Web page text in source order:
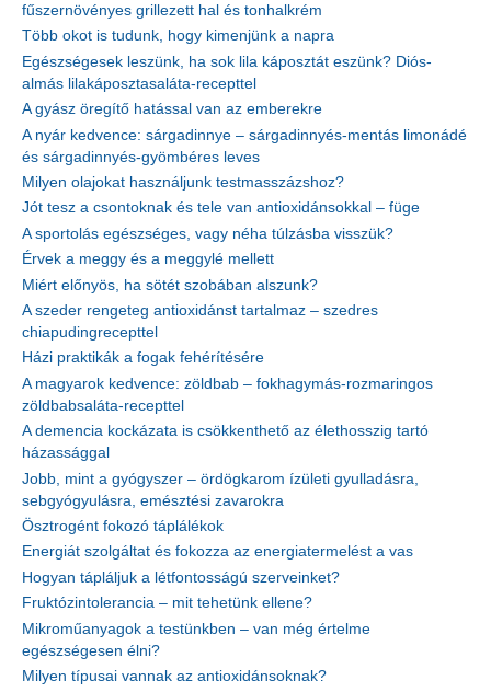
fűszernövényes grillezett hal és tonhalkrém
Több okot is tudunk, hogy kimenjünk a napra
Egészségesek leszünk, ha sok lila káposztát eszünk? Diós-
almás lilakáposztasaláta-recepttel
A gyász öregítő hatással van az emberekre
A nyár kedvence: sárgadinnye – sárgadinnyés-mentás limonádé
és sárgadinnyés-gyömbéres leves
Milyen olajokat használjunk testmasszázshoz?
Jót tesz a csontoknak és tele van antioxidánsokkal – füge
A sportolás egészséges, vagy néha túlzásba visszük?
Érvek a meggy és a meggylé mellett
Miért előnyös, ha sötét szobában alszunk?
A szeder rengeteg antioxidánst tartalmaz – szedres
chiapudingrecepttel
Házi praktikák a fogak fehérítésére
A magyarok kedvence: zöldbab – fokhagymás-rozmaringos
zöldbabsaláta-recepttel
A demencia kockázata is csökkenthető az élethosszig tartó
házassággal
Jobb, mint a gyógyszer – ördögkarom ízületi gyulladásra,
sebgyógyulásra, emésztési zavarokra
Ösztrogént fokozó táplálékok
Energiát szolgáltat és fokozza az energiatermelést a vas
Hogyan tápláljuk a létfontosságú szerveinket?
Fruktózintolerancia – mit tehetünk ellene?
Mikroműanyagok a testünkben – van még értelme
egészségesen élni?
Milyen típusai vannak az antioxidánsoknak?